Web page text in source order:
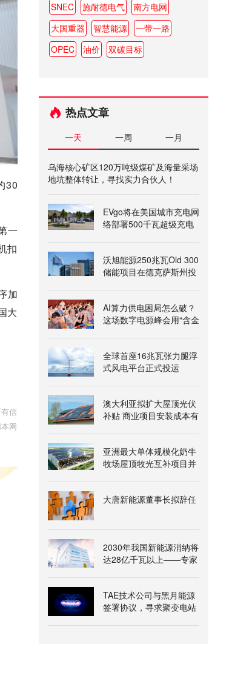
30
一
扣
加
大
信
网
SNEC
施耐德电气
南方电网
大国重器
智慧能源
一带一路
OPEC
油价 双碳目标
热点文章
一天 一周 一月
乌海核心矿区120万吨级煤矿及海量采场
地坑整体转让，寻找实力合伙人！
EVgo将在美国城市充电网
络部署500千瓦超级充电
沃旭能源250兆瓦Old 300
储能项目在德克萨斯州投
AI算力供电困局怎么破？
这场数字电源峰会用“含金
全球首座16兆瓦张力腿浮
式风电平台正式投运
澳大利亚拟扩大屋顶光伏
补贴 商业项目安装成本有
亚洲最大单体规模化奶牛
牧场屋顶牧光互补项目并
大唐新能源董事长拟辞任
2030年我国新能源消纳将
达28亿千瓦以上——专家
TAE技术公司与黑月能源
签署协议，寻求聚变电站